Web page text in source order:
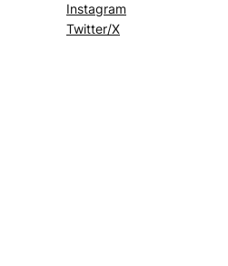
Instagram
Twitter/X